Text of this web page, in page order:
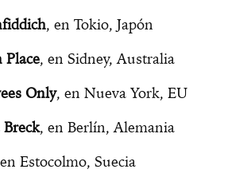
, en Tokio, Japón
, en Sidney, Australia
Only, en Nueva York, EU
, en Berlín, Alemania
Estocolmo, Suecia